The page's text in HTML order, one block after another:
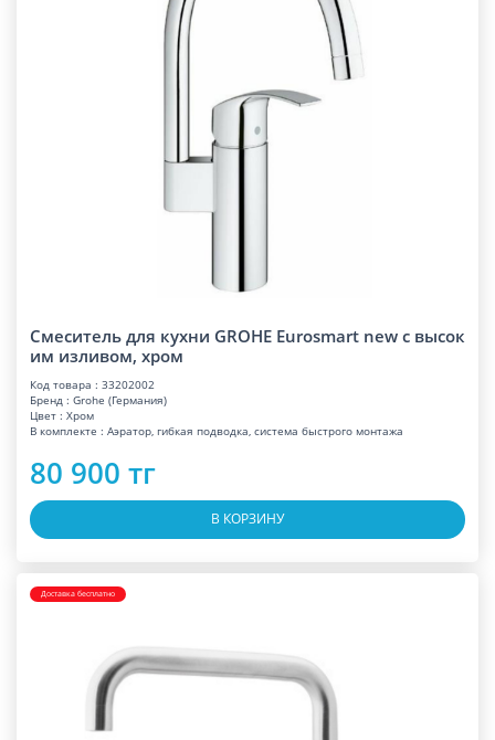
Смеситель для кухни GROHE Eurosmart new с высок
им изливом, хром
Код товара : 33202002
Бренд : Grohe (Германия)
Цвет : Хром
В комплекте : Аэратор, гибкая подводка, система быстрого монтажа
80 900 тг
В КОРЗИНУ
Доставка бесплатно